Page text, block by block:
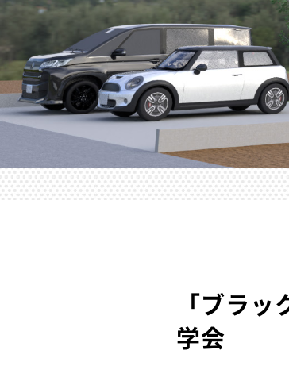
「ブラ
学会